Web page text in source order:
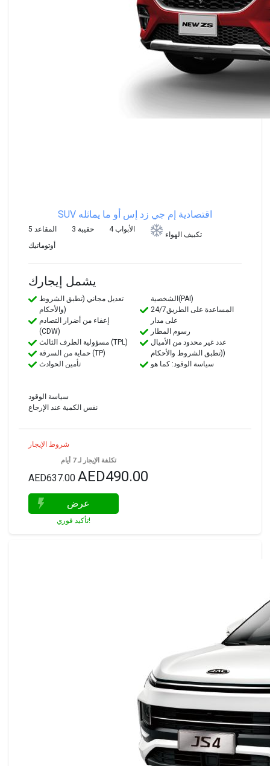
SUV اقتصادية إم جي زد إس أو ما يماثله
5 المقاعد 3 حقيبة 4 الأبواب
تكييف الهواء
أوتوماتيك
يشمل إيجارك
تعديل مجاني (تطبق الشروط
والأحكام)
إعفاء من أضرار التصادم
(CDW)
مسؤولية الطرف الثالث (TPL)
حماية من السرقة (TP)
تأمين الحوادث
الشخصية(PAI)
24/7المساعدة على الطريق
على مدار
رسوم المطار
عدد غير محدود من الأميال
(تطبق الشروط والأحكام)
سياسة الوقود: كما هو
سياسة الوقود
نفس الكمية عند الإرجاع
شروط الإيجار
تكلفة الإيجار لـ 7 أيام
AED637.00 AED490.00
عرض
تأكيد فوري!